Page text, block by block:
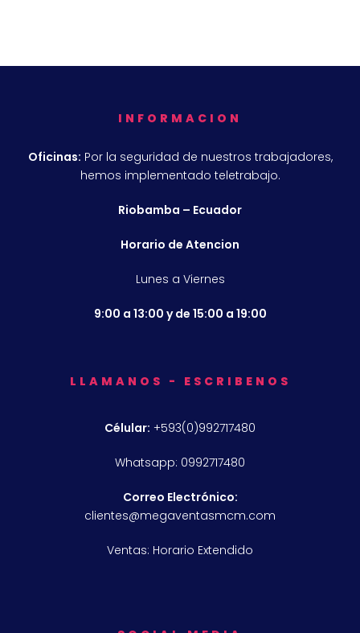
INFORMACION
Oficinas: Por la seguridad de nuestros trabajadores,
hemos implementado teletrabajo.
Riobamba – Ecuador
Horario de Atencion
Lunes a Viernes
9:00 a 13:00 y de 15:00 a 19:00
LLAMANOS - ESCRIBENOS
Célular: +593(0)992717480
Whatsapp: 0992717480
Correo Electrónico:
clientes@megaventasmcm.com
Ventas: Horario Extendido